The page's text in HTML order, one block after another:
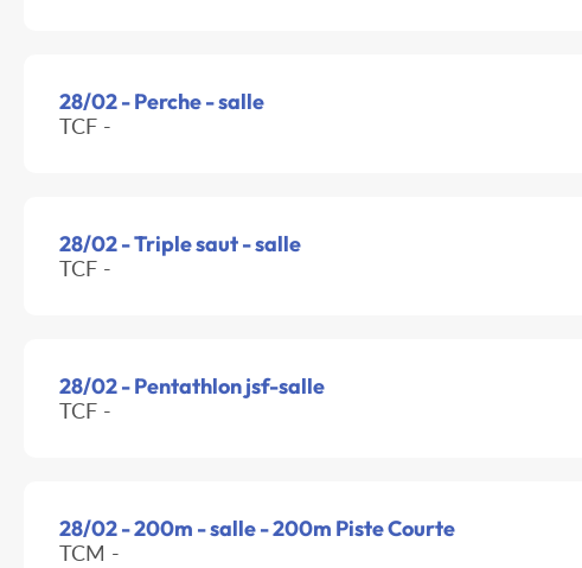
28/02 - Perche - salle
TCF -
28/02 - Triple saut - salle
TCF -
28/02 - Pentathlon jsf-salle
TCF -
28/02 - 200m - salle - 200m Piste Courte
TCM -